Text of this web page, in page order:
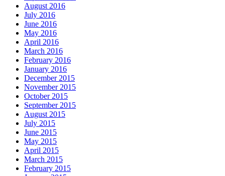
August 2016
July 2016
June 2016
May 2016
April 2016
March 2016
February 2016
January 2016
December 2015
November 2015
October 2015
September 2015
August 2015
July 2015
June 2015
May 2015
April 2015
March 2015
February 2015